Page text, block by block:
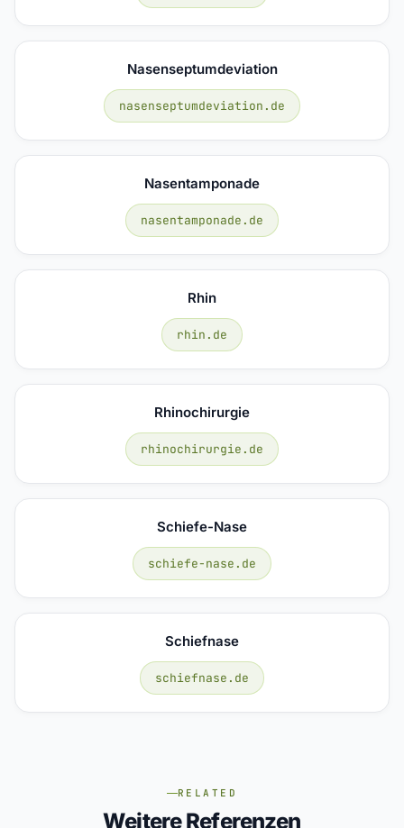
Nasenseptumdeviation
nasenseptumdeviation.de
Nasentamponade
nasentamponade.de
Rhin
rhin.de
Rhinochirurgie
rhinochirurgie.de
Schiefe-Nase
schiefe-nase.de
Schiefnase
schiefnase.de
RELATED
Weitere Referenzen